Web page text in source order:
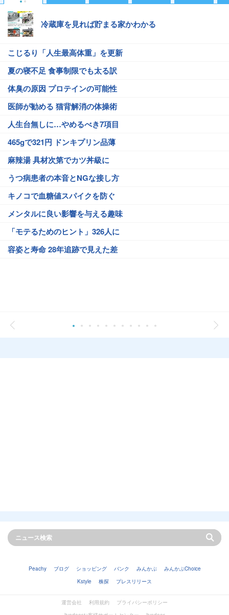
冷蔵庫を見れば貯まる家かわかる
こじるり「人生最高体重」を更新
夏の寝不足 食事制限でも太る訳
体臭の原因 プロテインの可能性
医師が勧める 猫背解消の体操術
人生台無しに…やめるべき7項目
465gで321円 ドンキプリン品薄
麻辣湯 具材次第でカツ丼級に
うつ病患者の本音とNGな接し方
キノコで血糖値スパイクを防ぐ
メンタルに良い影響を与える趣味
「モテるためのヒント」326人に
容姿と寿命 28年追跡で見えた差
Peachy ブログ ショッピング バンク みんかぶ
みんかぶChoice
Kstyle
株探 プレスリリース
運営会社 利用規約
プライバシーポリシー